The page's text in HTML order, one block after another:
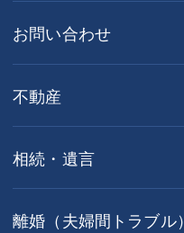
お問い合わせ
不動産
相続・遺言
離婚（夫婦間トラブル）